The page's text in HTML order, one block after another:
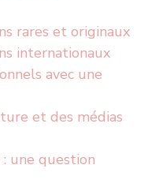
rares et originaux
internationaux
avec une
et des médias
une question